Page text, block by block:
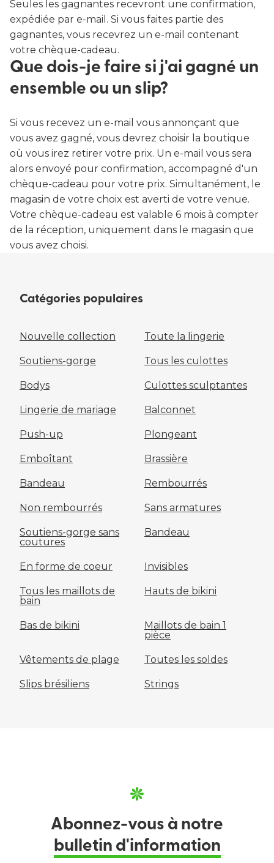
Seules les gagnantes recevront une confirmation,
expédiée par e-mail. Si vous faites partie des
gagnantes, vous recevrez un e-mail contenant
votre chèque-cadeau.
Que dois-je faire si j'ai gagné un
ensemble ou un slip?
Si vous recevez un e-mail vous annonçant que
vous avez gagné, vous devrez choisir la boutique
où vous irez retirer votre prix. Un e-mail vous sera
alors envoyé pour confirmation, accompagné d'un
chèque-cadeau pour votre prix. Simultanément, le
magasin de votre choix est averti de votre venue.
Votre chèque-cadeau est valable 6 mois à compter
de la réception, uniquement dans le magasin que
vous avez choisi.
Catégories populaires
Nouvelle collection Toute la lingerie
Soutiens-gorge Tous les culottes
Bodys Culottes sculptantes
Lingerie de mariage Balconnet
Push-up Plongeant
Emboîtant Brassière
Bandeau Rembourrés
Non rembourrés Sans armatures
Soutiens-gorge sans
coutures
Bandeau
En forme de coeur Invisibles
Tous les maillots de
bain
Hauts de bikini
Bas de bikini
Maillots de bain 1
pièce
Vêtements de plage Toutes les soldes
Slips brésiliens Strings
Abonnez-vous à notre
bulletin d'information